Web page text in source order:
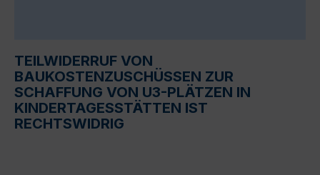
TEILWIDERRUF VON
BAUKOSTENZUSCHÜSSEN ZUR
SCHAFFUNG VON U3-PLÄTZEN IN
KINDERTAGESSTÄTTEN IST
RECHTSWIDRIG